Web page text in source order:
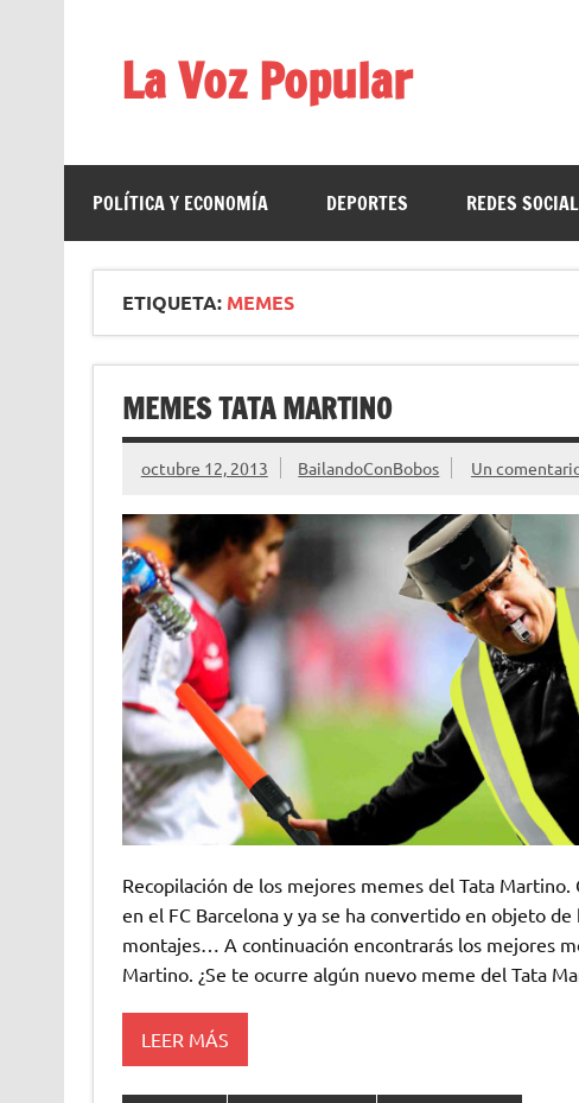
La Voz Popular
POLÍTICA Y ECONOMÍA DEPORTES REDES
ETIQUETA: MEMES
MEMES TATA MARTINO
octubre 12, 2013 BailandoConBobos Un
Recopilación de los mejores memes del Tata
en el FC Barcelona y ya se ha convertido en objeto
montajes… A continuación encontrarás los mejores
Martino. ¿Se te ocurre algún nuevo meme del Tata
LEER MÁS